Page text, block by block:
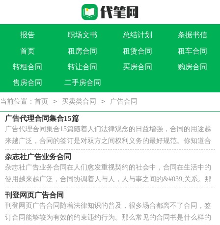
报告 职场文书 总结计划 条据书信
作文大全 实用文 祝福语 买卖类合同
借贷类合同 建筑类合同 劳动类合同 租售类合同
首页 租房合同 租赁合同
租车合同
转租合同
转让合同 买房合同
购房合同
售房合同
二手房合同
当前位置： 首页 > 买卖类合同 > 广告合同
广告代理合同集合15篇
广告代理合同集合15篇随着人们法律观念的日益增强，合同的用途越
来越广泛，合同的签订是对双方之间权利义务的最好规范。你知道合
同的主要内容是什么吗？以下是小编收集整理的广告...
杂志社广告业务合同
杂志社广告业务合同在人们愈发重视契约的社会中，合同在生活中的
使用越来越广泛，合同协调着人与人，人与事之间的&#039;关系。那
么合同要怎么拟定？想必这让大家都很苦恼吧，下面是小编为...
刊登网页广告合同
刊登网页广告合同随着法律知识的普及，很多场合都离不了合同，签
订合同能够较为有效的约束违约行为。那么常见的合同书是什么样的